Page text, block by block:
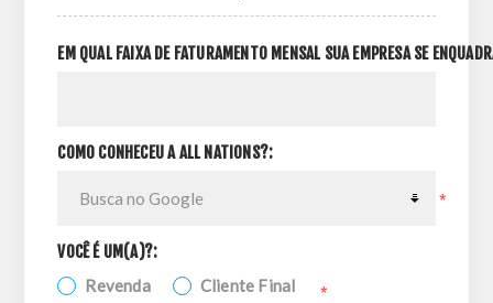
EM QUAL FAIXA DE FATURAMENTO MENSAL SUA EMPRESA SE
COMO CONHECEU A ALL NATIONS?:
*
VOCÊ É UM(A)?:
Revenda Cliente Final *